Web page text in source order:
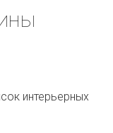
интерьерных